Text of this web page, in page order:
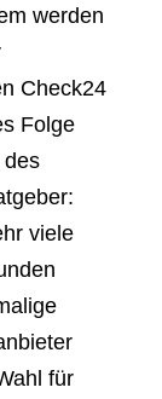
werden
Check24
Folge
des
viele
für